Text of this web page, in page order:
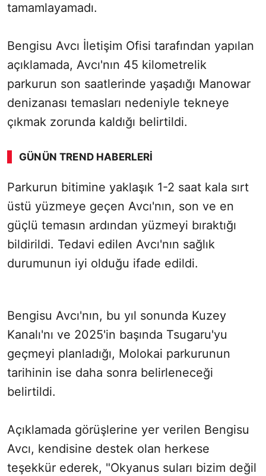
tamamlayamadı.
Bengisu Avcı İletişim Ofisi tarafından yapılan
açıklamada, Avcı'nın 45 kilometrelik
parkurun son saatlerinde yaşadığı Manowar
denizanası temasları nedeniyle tekneye
çıkmak zorunda kaldığı belirtildi.
GÜNÜN TREND HABERLERI
Parkurun bitimine yaklaşık 1-2 saat kala sırt
üstü yüzmeye geçen Avcı'nın, son ve en
güçlü temasın ardından yüzmeyi bıraktığı
bildirildi. Tedavi edilen Avcı'nın sağlık
durumunun iyi olduğu ifade edildi.
Bengisu Avcı'nın, bu yıl sonunda Kuzey
Kanalı'nı ve 2025'in başında Tsugaru'yu
geçmeyi planladığı, Molokai parkurunun
tarihinin ise daha sonra belirleneceği
belirtildi.
Açıklamada görüşlerine yer verilen Bengisu
Avcı, kendisine destek olan herkese
teşekkür ederek, "Okyanus suları bizim değil